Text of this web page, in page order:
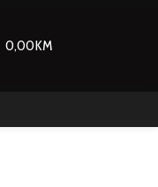
0,00KM